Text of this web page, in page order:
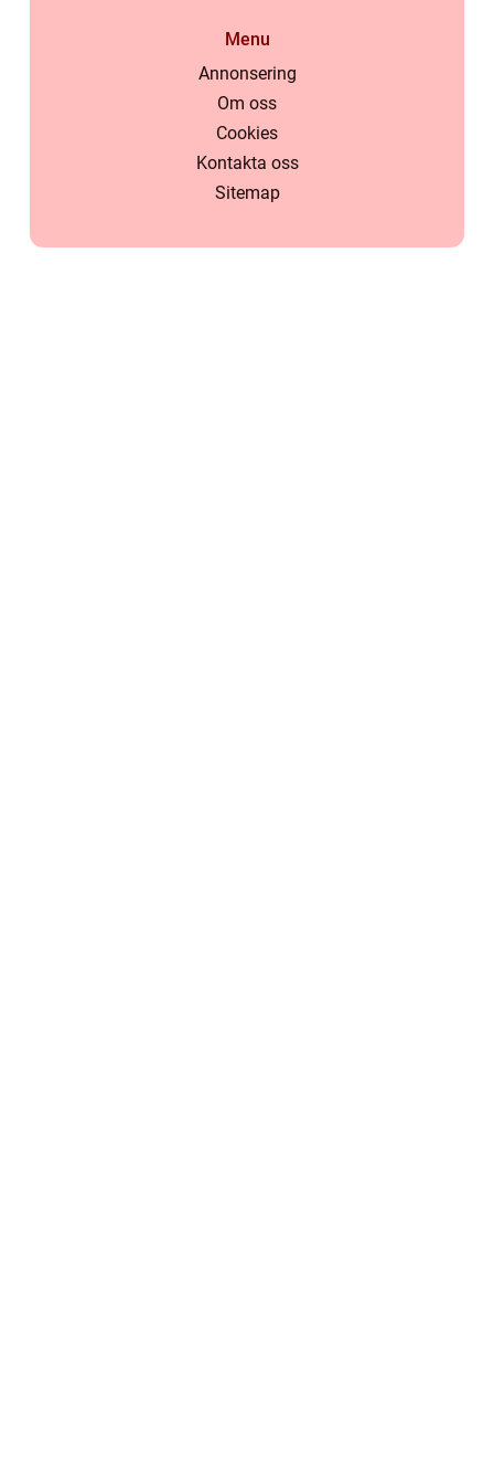
Menu
Annonsering
Om oss
Cookies
Kontakta oss
Sitemap